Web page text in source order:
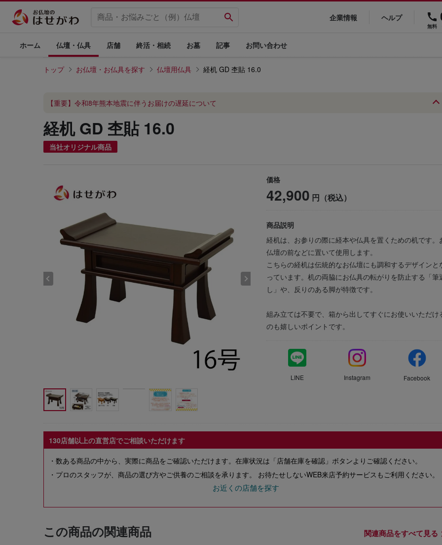
企業情報 ヘルプ
無料
ホーム 仏壇・仏具 店舗 終活・相続 お墓 記事 お問い合わせ
トップ お仏壇・お仏具を探す 仏壇用仏具 経机 GD 杢貼 16.0
【重要】令和8年熊本地震に伴うお届けの遅延について
経机 GD 杢貼 16.0
当社オリジナル商品
価格
42,900 円（税込）
商品説明
経机は、お参りの際に経本や仏具を置くための机です。
仏壇の前などに置いて使用します。
こちらの経机は伝統的なお仏壇にも調和するデザインと
っています。机の両脇にお仏具の転がりを防止する「筆
し」や、反りのある脚が特徴です。
組み立ては不要で、箱から出してすぐにお使いいただけ
のも嬉しいポイントです。
LINE Instagram Facebook
130店舗以上の直営店でご相談いただけます
・数ある商品の中から、実際に商品をご確認いただけます。在庫状況は「店舗在庫を確認」ボタンよりご確認ください。
・プロのスタッフが、商品の選び方やご供養のご相談を承ります。 お待たせしないWEB来店予約サービスもご利用ください。
お近くの店舗を探す
この商品の関連商品 関連商品をすべて見る